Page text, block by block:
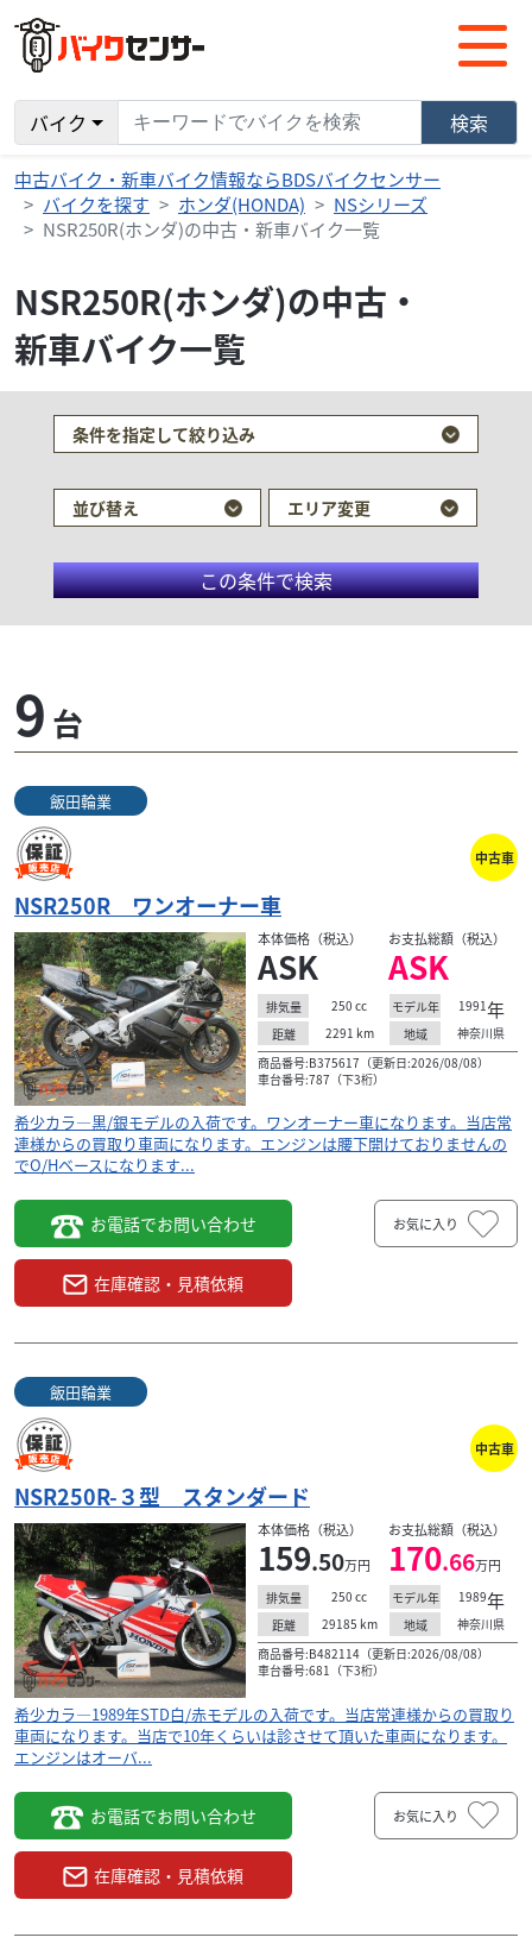
バイク 検索
中古バイク・新車バイク情報ならBDSバイクセンサー
バイクを探す
ホンダ(HONDA)
NSシリーズ
NSR250R(ホンダ)の中古・新車バイク一覧
NSR250R(ホンダ)の中古・
新車バイク一覧
NSR250Rは、ヤマハのTZR250やスズキのRG250γなど
リードバルブV型2気筒エンジンを搭載して登場した。
同モデルは、保安部品を装着したレーサーと言っても
過言ではない装備とスペックを誇った。中でもマニ
アックな人気を誇るのが、MC18。いわゆる、88（ハ
チハチ）、89（ハチキュー）と言われるモデル。だが
同じ型式でも、88と89の性格は全く違う。カンタンに
言えば、パワーの88、安定感の89と言えるかも知れな
い。
検索条件でおすすめの車両
(株)オートファイブワン
NSR250R MC21 ドックファイトレース車
本体価格:98.00万円 （税込）
SSフクシマ ドックファイトコンプリートレーサー
KITパーツ組み込み済み、ドックファイトレースチャ
ンバー 写真は勝手に転載されるので気になる方は見
に来て...
条件を指定して絞り込み
並び替え エリア変更
この条件で検索
9 台
飯田輪業
中古車
NSR250R ワンオーナー車
本体価格（税込）
ASK
お支払総額（税込）
ASK
排気量 250 cc モデル年 1991年
距離 2291 km 地域
神奈川県
商品番号:B375617（更新日:2026/08/08）
車台番号:787（下3桁）
希少カラ―黒/銀モデルの入荷です。ワンオーナー車になります。当店常
連様からの買取り車両になります。エンジンは腰下開けておりませんの
でO/Hベースになります...
お電話でお問い合わせ
在庫確認・見積依頼
お気に入り
飯田輪業
中古車
NSR250R-３型 スタンダード
本体価格（税込）
159.50万円
お支払総額（税込）
170.66万円
排気量 250 cc モデル年 1989年
距離 29185 km 地域
神奈川県
商品番号:B482114（更新日:2026/08/08）
車台番号:681（下3桁）
希少カラ―1989年STD白/赤モデルの入荷です。当店常連様からの買取り
車両になります。当店で10年くらいは診させて頂いた車両になります。
エンジンはオーバ...
お電話でお問い合わせ
在庫確認・見積依頼
お気に入り